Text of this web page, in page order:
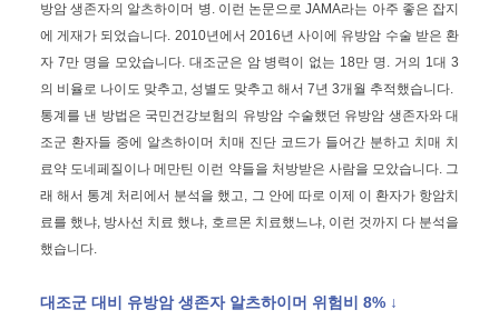
방암 생존자의 알츠하이머 병. 이런 논문으로 JAMA라는 아주 좋은 잡지
에 게재가 되었습니다. 2010년에서 2016년 사이에 유방암 수술 받은 환
자 7만 명을 모았습니다. 대조군은 암 병력이 없는 18만 명. 거의 1대 3
의 비율로 나이도 맞추고, 성별도 맞추고 해서 7년 3개월 추적했습니다.
통계를 낸 방법은 국민건강보험의 유방암 수술했던 유방암 생존자와 대
조군 환자들 중에 알츠하이머 치매 진단 코드가 들어간 분하고 치매 치
료약 도네페질이나 메만틴 이런 약들을 처방받은 사람을 모았습니다. 그
래 해서 통계 처리에서 분석을 했고, 그 안에 따로 이제 이 환자가 항암치
료를 했냐, 방사선 치료 했냐, 호르몬 치료했느냐, 이런 것까지 다 분석을
했습니다.
대조군 대비 유방암 생존자 알츠하이머 위험비 8% ↓